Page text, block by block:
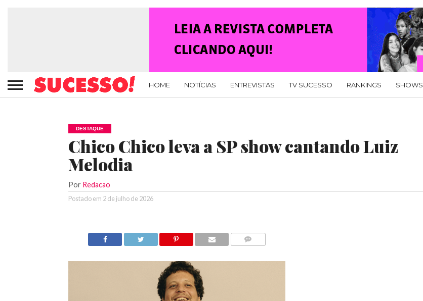
HOME NOTÍCIAS ENTREVISTAS TV SUCESSO RANKINGS SHOWS
DESTAQUE
Chico Chico leva a SP show cantando Luiz
Melodia
Por Redacao
Postado em 2 de julho de 2026